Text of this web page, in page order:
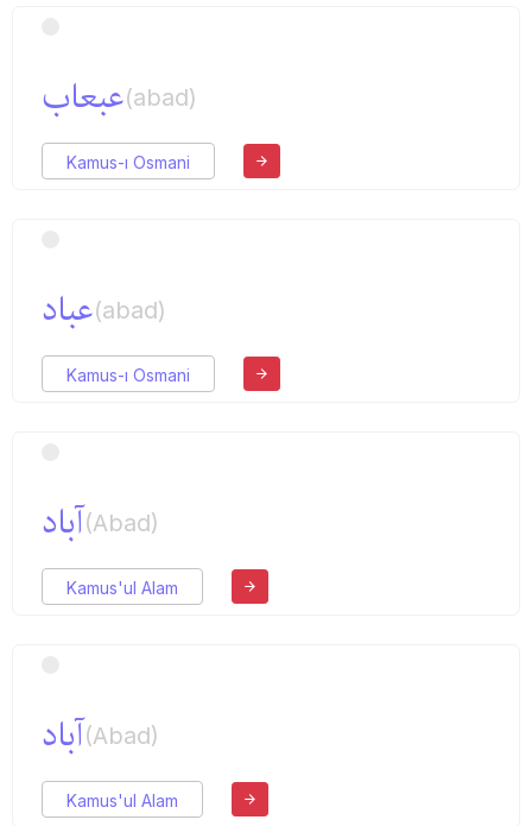
عبعاب(abad)
Kamus-ı Osmani
عباد(abad)
Kamus-ı Osmani
آباد(Abad)
Kamus'ul Alam
آباد(Abad)
Kamus'ul Alam